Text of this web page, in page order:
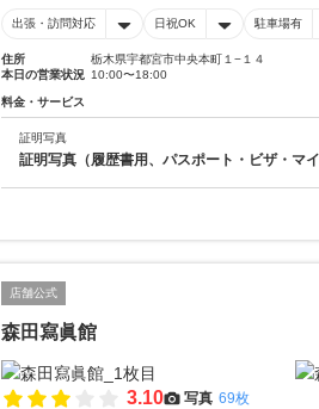
出張・訪問対応 日祝OK 駐車場有
住所
栃木県宇都宮市中央本町１−１４
本日の営業状況 10:00〜18:00
料金・サービス
証明写真
証明写真（履歴書用、パスポート・ビザ・マ
店舗公式
森田寫眞館
3.10 写真 69枚